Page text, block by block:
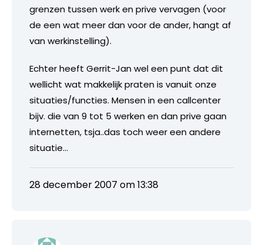
grenzen tussen werk en prive vervagen (voor
de een wat meer dan voor de ander, hangt af
van werkinstelling).
Echter heeft Gerrit-Jan wel een punt dat dit
wellicht wat makkelijk praten is vanuit onze
situaties/functies. Mensen in een callcenter
bijv. die van 9 tot 5 werken en dan prive gaan
internetten, tsja..das toch weer een andere
situatie…
28 december 2007 om 13:38